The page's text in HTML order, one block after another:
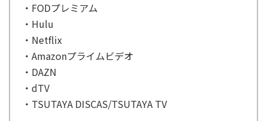
・FODプレミアム
・Hulu
・Netflix
・Amazonプライムビデオ
・DAZN
・dTV
・TSUTAYA DISCAS/TSUTAYA TV